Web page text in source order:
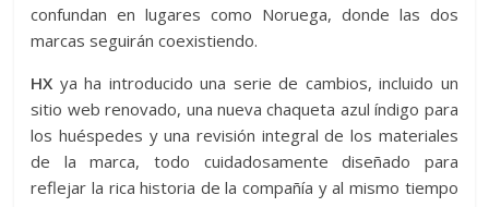
confundan en lugares como Noruega, donde las dos
marcas seguirán coexistiendo.
HX ya ha introducido una serie de cambios, incluido un
sitio web renovado, una nueva chaqueta azul índigo para
los huéspedes y una revisión integral de los materiales
de la marca, todo cuidadosamente diseñado para
reflejar la rica historia de la compañía y al mismo tiempo